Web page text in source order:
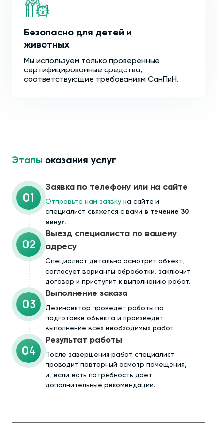
Безопасно для детей и
животных
Мы используем только проверенные
сертифицированные средства,
соответствующие требованиям СанПиН.
Этапы оказания услуг
01
Заявка по телефону или на сайте
Отправьте нам заявку на сайте и
специалист свяжется с вами в течение 30
минут.
02
Выезд специалиста по вашему
адресу
Cпециалист детально осмотрит объект,
согласует варианты обработки, заключит
договор и приступит к выполнению работ.
03
Выполнение заказа
Дезинсектор проведёт работы по
подготовке объекта и произведёт
выполнение всех необходимых работ.
04
Результат работы
После завершения работ специалист
проводит повторный осмотр помещения,
и, если есть потребность дает
дополнительные рекомендации.